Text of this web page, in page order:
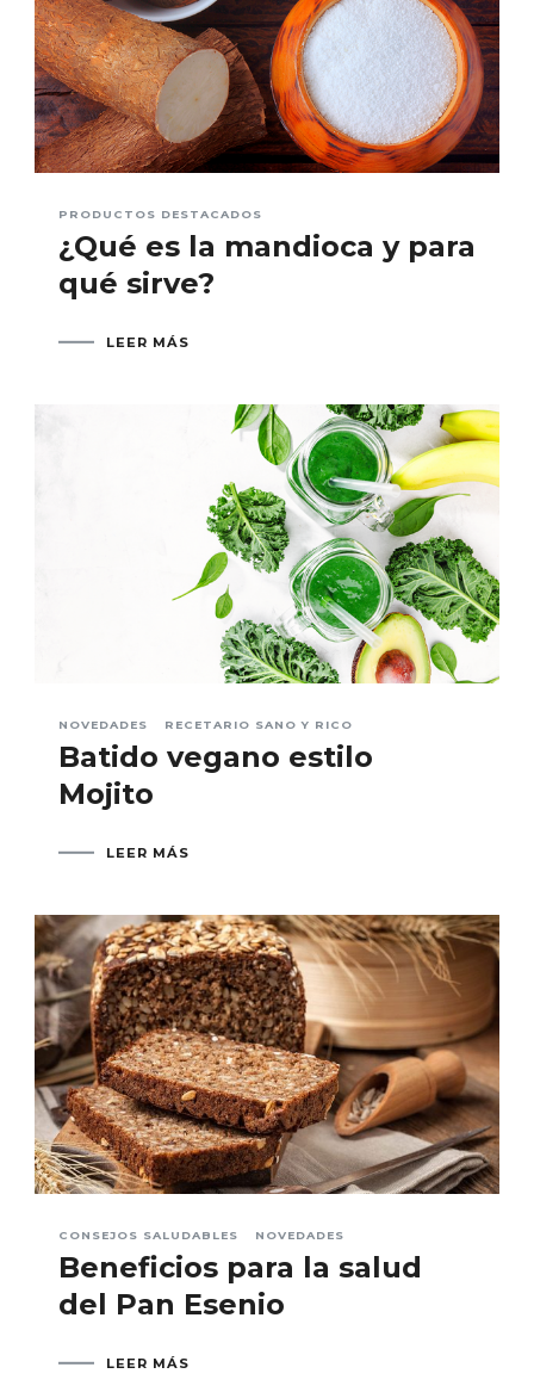
PRODUCTOS DESTACADOS
¿Qué es la mandioca y para
qué sirve?
LEER MÁS
NOVEDADES RECETARIO SANO Y RICO
Batido vegano estilo
Mojito
LEER MÁS
CONSEJOS SALUDABLES NOVEDADES
Beneficios para la salud
del Pan Esenio
LEER MÁS